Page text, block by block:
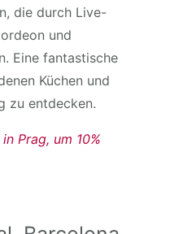
die durch Live-
und
Eine fantastische
Küchen und
zu entdecken.
Prag, um 10%